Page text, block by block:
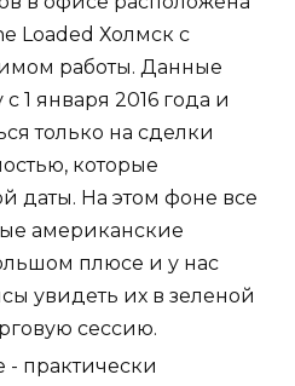
Loaded Холмск с
работы. Данные
1 января 2016 года и
только на сделки
которые
даты. На этом фоне все
американские
плюсе и у нас
увидеть их в зеленой
сессию.
- практически